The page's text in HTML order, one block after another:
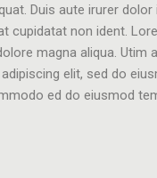
Duis aute irurer dolor
cupidatat non ident.
magna aliqua. Utim
elit, sed do
ed do eiusmod